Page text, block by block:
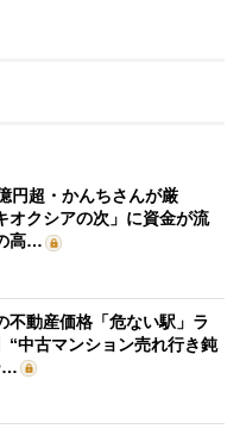
円超・かんちさんが厳
オクシアの次」に資金が流
高…
不動産価格「危ない駅」ラ
“中古マンション売れ行き鈍
…